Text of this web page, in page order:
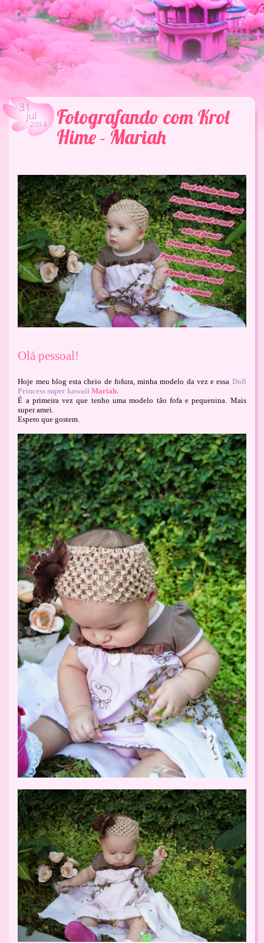
31jul
2014
Fotografando com Krol
Hime - Mariah
Olá pessoal!
Hoje meu blog esta cheio de fofura, minha modelo da vez e essa Doll
Princess super kawaii Mariah.
É a primeira vez que tenho uma modelo tão fofa e pequenina. Mais
super amei.
Espero que gostem.